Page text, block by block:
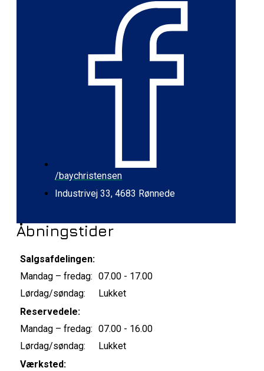
/baychristensen
Industrivej 33, 4683 Rønnede
Åbningstider
Salgsafdelingen:
Mandag – fredag: 07.00 - 17.00
Lørdag/søndag:
Lukket
Reservedele:
Mandag – fredag: 07.00 - 16.00
Lørdag/søndag:
Lukket
Værksted: